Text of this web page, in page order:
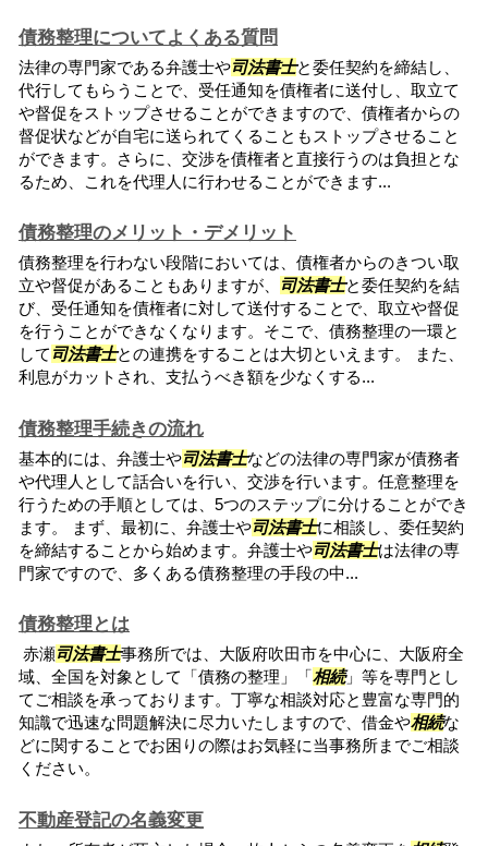
債務整理についてよくある質問
法律の専門家である弁護士や司法書士と委任契約を締結し、
代行してもらうことで、受任通知を債権者に送付し、取立て
や督促をストップさせることができますので、債権者からの
督促状などが自宅に送られてくることもストップさせること
ができます。さらに、交渉を債権者と直接行うのは負担とな
るため、これを代理人に行わせることができます...
債務整理のメリット・デメリット
債務整理を行わない段階においては、債権者からのきつい取
立や督促があることもありますが、
司法書士と委任契約を結
び、受任通知を債権者に対して送付することで、取立や督促
を行うことができなくなります。そこで、債務整理の一環と
して 司法書士との連携をすることは大切といえます。 また、
利息がカットされ、支払うべき額を少なくする...
債務整理手続きの流れ
基本的には、弁護士や司法書士などの法律の専門家が債務者
や代理人として話合いを行い、交渉を行います。任意整理を
行うための手順としては、5つのステップに分けることができ
ます。 まず、最初に、弁護士や司法書士に相談し、委任契約
を締結することから始めます。弁護士や司法書士は法律の専
門家ですので、多くある債務整理の手段の中...
債務整理とは
赤瀬司法書士事務所では、大阪府吹田市を中心に、大阪府全
域、全国を対象として「債務の整理」「相続」等を専門とし
てご相談を承っております。丁寧な相談対応と豊富な専門的
知識で迅速な問題解決に尽力いたしますので、借金や相続な
どに関することでお困りの際はお気軽に当事務所までご相談
ください。
不動産登記の名義変更